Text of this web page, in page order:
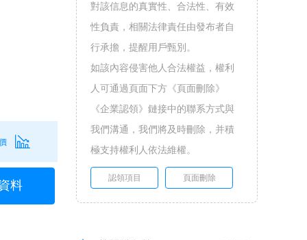
料
對該信息的真實性、合法性、有效
性負責，相關法律責任由發布者自
行承擔，提醒用戶甄別。
如該內容侵害他人合法權益，權利
人可通過頁面下方《頁面刪除》
《企業認領》鏈接中的聯系方式與
我們溝通，我們將及時刪除，并積
極支持權利人依法維權。
認領項目 頁面刪除